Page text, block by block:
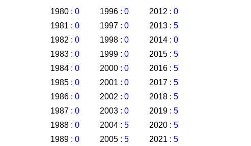
1980 : 0
1981 : 0
1982 : 0
1983 : 0
1984 : 0
1985 : 0
1986 : 0
1987 : 0
1988 : 0
1989 : 0
1996 : 0
1997 : 0
1998 : 0
1999 : 0
2000 : 0
2001 : 0
2002 : 0
2003 : 0
2004 : 5
2005 : 5
2012 : 0
2013 : 5
2014 : 0
2015 : 5
2016 : 5
2017 : 5
2018 : 5
2019 : 5
2020 : 5
2021 : 5